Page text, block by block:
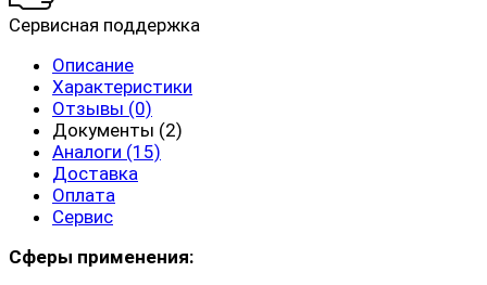
Сервисная поддержка
Описание
Характеристики
Отзывы (0)
Документы (2)
Аналоги (15)
Доставка
Оплата
Сервис
Сферы применения: